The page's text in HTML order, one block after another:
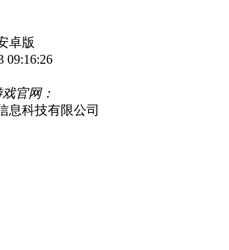
卓版
09:16:26
官网：
息科技有限公司